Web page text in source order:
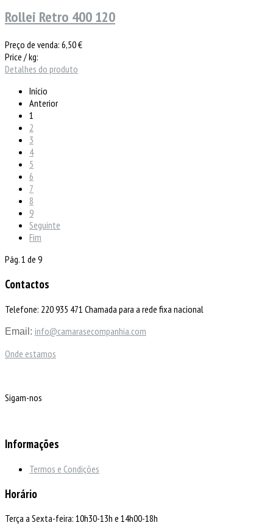
Rollei Retro 400 120
Preço de venda: 6,50 €
Price / kg:
Detalhes do produto
Início
Anterior
1
2
3
4
5
6
7
8
9
Seguinte
Fim
Pág. 1 de 9
Contactos
Telefone: 220 935 471 Chamada para a rede fixa nacional
Email: info@camarasecompanhia.com
Onde estamos
Sigam-nos
Informações
Termos e Condições
Horário
Terça a Sexta-feira: 10h30-13h e 14h00-18h